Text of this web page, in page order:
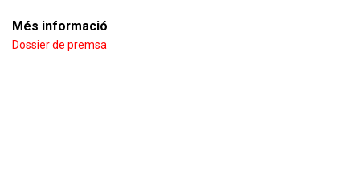
Més informació
Dossier de premsa